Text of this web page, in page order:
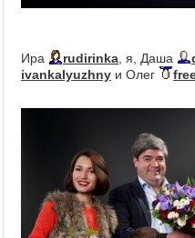
Ира rudirinka, я, Даша
ivankalyuzhny и Олег